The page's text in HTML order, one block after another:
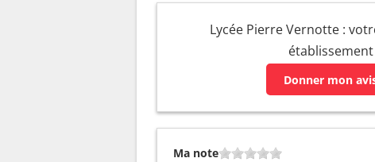
Lycée Pierre Vernotte :
établissement
Donner mon
Ma note